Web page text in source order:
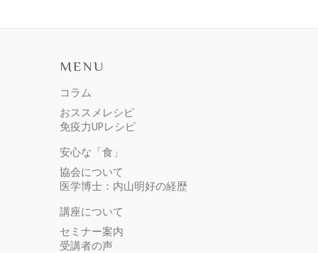
MENU
コラム
おススメレシピ
免疫力UPレシピ
安心な「食」
協会について
医学博士：内山明好の経歴
講座について
セミナー案内
受講者の声